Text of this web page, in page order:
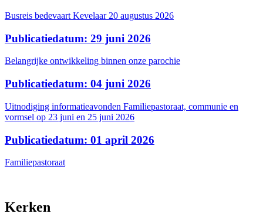
Busreis bedevaart Kevelaar 20 augustus 2026
Publicatiedatum: 29 juni 2026
Belangrijke ontwikkeling binnen onze parochie
Publicatiedatum: 04 juni 2026
Uitnodiging informatieavonden Familiepastoraat, communie en
vormsel op 23 juni en 25 juni 2026
Publicatiedatum: 01 april 2026
Familiepastoraat
Kerken